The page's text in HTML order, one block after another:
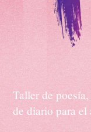
Taller de
de diario para